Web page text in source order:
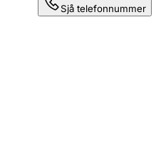
Sjå telefonnummer